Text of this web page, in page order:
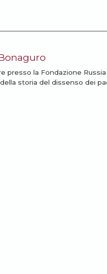
presso la Fondazione
storia del dissenso dei